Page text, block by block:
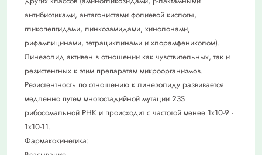
антибиотиками, антагонистами фолиевой кислоты,
гликопептидами, линкозамидами, хинолонами,
рифампицинами, тетрациклинами и хлорамфениколом).
Линезолид активен в отношении как чувствительных, так и
резистентных к этим препаратам микроорганизмов.
Резистентность по отношению к линезолиду развивается
медленно путем многостадийной мутации 23S
рибосомальной РНК и происходит с частотой менее 1x10-9 -
1x10-11.
Фармакокинетика: